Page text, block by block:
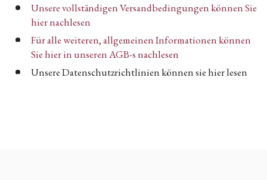
Unsere vollständigen Versandbedingungen können Sie
hier nachlesen
Für alle weiteren, allgemeinen Informationen können
Sie hier in unseren AGB-s nachlesen
Unsere Datenschutzrichtlinien können sie hier lesen